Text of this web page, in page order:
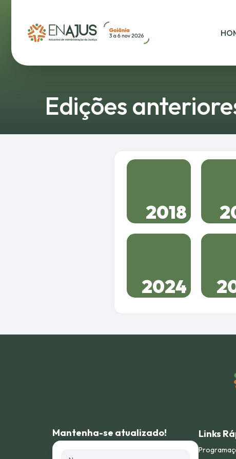
Edições
2018
2024
Mantenha-se atualizado! Links